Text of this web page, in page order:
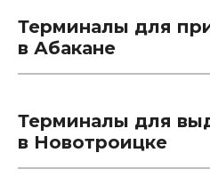
Терминалы для
в Абакане
Терминалы для
в Новотроицке